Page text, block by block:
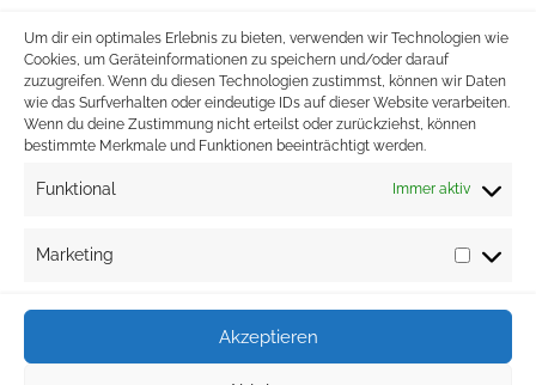
Um dir ein optimales Erlebnis zu bieten, verwenden wir Technologien wie
Cookies, um Geräteinformationen zu speichern und/oder darauf
zuzugreifen. Wenn du diesen Technologien zustimmst, können wir Daten
wie das Surfverhalten oder eindeutige IDs auf dieser Website verarbeiten.
Wenn du deine Zustimmung nicht erteilst oder zurückziehst, können
bestimmte Merkmale und Funktionen beeinträchtigt werden.
Funktional Immer aktiv
Marketing
Akzeptieren
Malchiner Straße 59
17153 Stavenhagen